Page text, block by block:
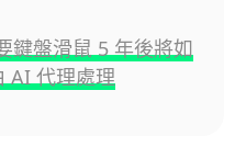
鍵盤滑鼠 5 年後將如
AI 代理處理